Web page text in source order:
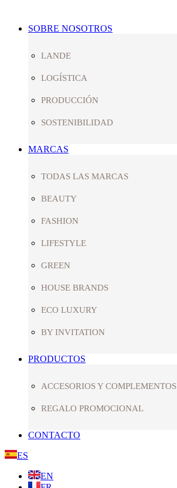
SOBRE NOSOTROS
LANDE
LOGÍSTICA
PRODUCCIÓN
SOSTENIBILIDAD
MARCAS
TODAS LAS MARCAS
BEAUTY
FASHION
LIFESTYLE
GREEN
HOUSE BRANDS
ECO LUXURY
BY INVITATION
PRODUCTOS
ACCESORIOS Y COMPLEMENTOS
REGALO PROMOCIONAL
CONTACTO
ES
EN